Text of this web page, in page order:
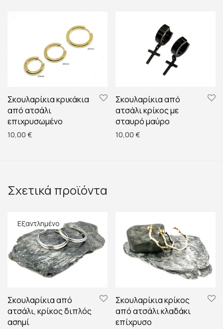
Σκουλαρίκια κρικάκια
από ατσάλι
επιχρυσωμένο
10,00 €
Σκουλαρίκια από
ατσάλι κρίκος με
σταυρό μαύρο
10,00 €
Σχετικά προϊόντα
Σκουλαρίκια από
ατσάλι, κρίκος διπλός
ασημί
Σκουλαρίκια κρίκος
από ατσάλι κλαδάκι
επίχρυσο